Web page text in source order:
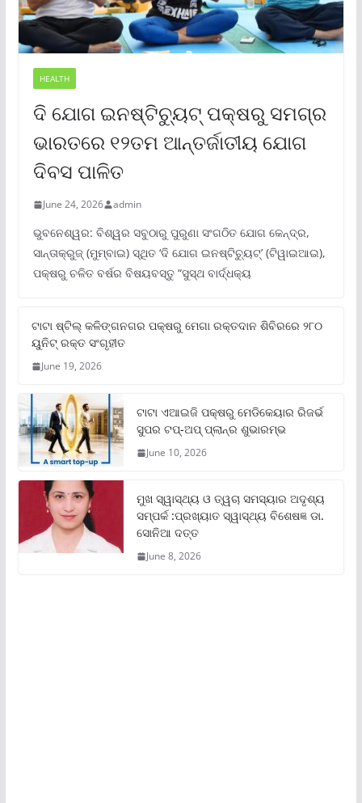
HEALTH
ଦି ଯୋଗ ଇନଷ୍ଟିଚ୍ୟୁଟ୍ ପକ୍ଷରୁ ସମଗ୍ର
ଭାରତରେ ୧୨ତମ ଆନ୍ତର୍ଜାତୀୟ ଯୋଗ
ଦିବସ ପାଳିତ
June 24, 2026 admin
ଭୁବନେଶ୍ୱର: ବିଶ୍ୱର ସବୁଠାରୁ ପୁରୁଣା ସଂଗଠିତ ଯୋଗ କେନ୍ଦ୍ର,
ସାନ୍ତାକ୍ରୁଜ୍ (ମୁମ୍ବାଇ) ସ୍ଥିତ ‘ଦି ଯୋଗ ଇନଷ୍ଟିଚ୍ୟୁଟ୍‌’ (ଟିୱାଇଆଇ),
ପକ୍ଷରୁ ଚଳିତ ବର୍ଷର ବିଷୟବସ୍ତୁ “ସୁସ୍ଥ ବାର୍ଦ୍ଧକ୍ୟ
ଟାଟା ଷ୍ଟିଲ୍‌ କଳିଙ୍ଗନଗର ପକ୍ଷରୁ ମେଗା ରକ୍ତଦାନ ଶିବିରରେ ୨୮୦
ୟୁନିଟ୍‌ ରକ୍ତ ସଂଗୃହୀତ
June 19, 2026
ଟାଟା ଏଆଇଜି ପକ୍ଷରୁ ମେଡିକେୟାର ରିଜର୍ଭ
ସୁପର ଟପ୍‌-ଅପ୍ ପ୍ଲାନ୍‌ର ଶୁଭାରମ୍ଭ
June 10, 2026
ମୁଖ ସ୍ୱାସ୍ଥ୍ୟ ଓ ତ୍ୱଚା ସମସ୍ୟାର ଅଦୃଶ୍ୟ
ସମ୍ପର୍କ :ପ୍ରଖ୍ୟାତ ସ୍ୱାସ୍ଥ୍ୟ ବିଶେଷଜ୍ଞ ଡା.
ସୋନିଆ ଦତ୍ତ
June 8, 2026